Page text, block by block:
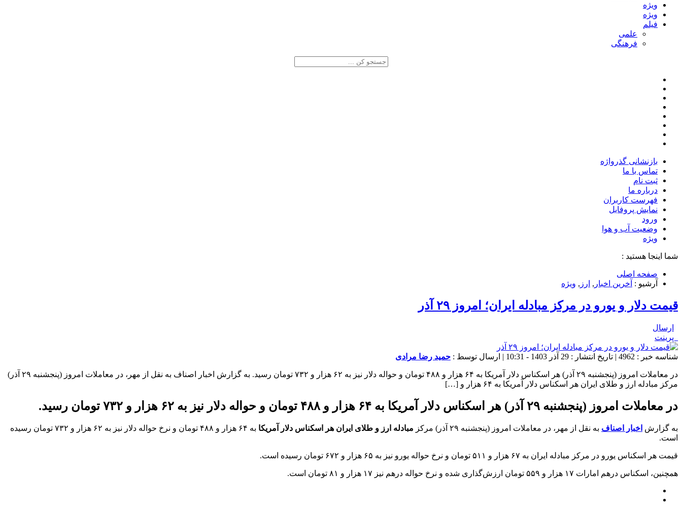
ویژه
ویژه
فیلم
علمی
فرهنگی
بازنشانی گذرواژه
تماس با ما
ثبت نام
درباره ما
فهرست کاربران
نمایش پروفایل
ورود
وضعیت آب و هوا
ویژه
شما اینجا هستید :
صفحه اصلی
آرشیو : آخرین اخبار , ارز , ویژه
قیمت دلار و یورو در مرکز مبادله ایران؛ امروز ۲۹ آذر
ارسال
پرینت
شناسه خبر : 4962 | تاریخ انتشار : 29 آذر 1403 - 10:31 | ارسال توسط : حمید رضا مرادی
در معاملات امروز (پنجشنبه ۲۹ آذر) هر اسکناس دلار آمریکا به ۶۴ هزار و ۴۸۸ تومان و حواله دلار نیز به ۶۲ هزار و ۷۳۲ تومان رسید. به گزارش اخبار اصناف به نقل از مهر، در معاملات امروز (پنجشنبه ۲۹ آذر)
مرکز مبادله ارز و طلای ایران هر اسکناس دلار آمریکا به ۶۴ هزار و […]
در معاملات امروز (پنجشنبه ۲۹ آذر) هر اسکناس دلار آمریکا به ۶۴ هزار و ۴۸۸ تومان و حواله دلار نیز به ۶۲ هزار و ۷۳۲ تومان رسید.
به گزارش اخبار اصناف به نقل از مهر، در معاملات امروز (پنجشنبه ۲۹ آذر) مرکز مبادله ارز و طلای ایران هر اسکناس دلار آمریکا
به ۶۴ هزار و ۴۸۸ تومان و نرخ حواله دلار نیز به ۶۲ هزار و ۷۳۲ تومان رسیده
است.
قیمت هر اسکناس یورو در مرکز مبادله ایران به ۶۷ هزار و ۵۱۱ تومان و نرخ حواله یورو نیز به ۶۵ هزار و ۶۷۲ تومان رسیده است.
همچنین، اسکناس درهم امارات ۱۷ هزار و ۵۵۹ تومان ارزش‌گذاری شده و نرخ حواله درهم نیز ۱۷ هزار و ۸۱ تومان است.